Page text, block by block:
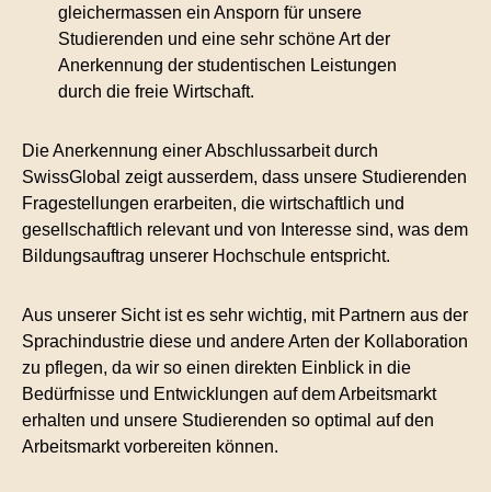
gleichermassen ein Ansporn für unsere
Studierenden und eine sehr schöne Art der
Anerkennung der studentischen Leistungen
durch die freie Wirtschaft.
Die Anerkennung einer Abschlussarbeit durch
SwissGlobal zeigt ausserdem, dass unsere Studierenden
Fragestellungen erarbeiten, die wirtschaftlich und
gesellschaftlich relevant und von Interesse sind, was dem
Bildungsauftrag unserer Hochschule entspricht.
Aus unserer Sicht ist es sehr wichtig, mit Partnern aus der
Sprachindustrie diese und andere Arten der Kollaboration
zu pflegen, da wir so einen direkten Einblick in die
Bedürfnisse und Entwicklungen auf dem Arbeitsmarkt
erhalten und unsere Studierenden so optimal auf den
Arbeitsmarkt vorbereiten können.